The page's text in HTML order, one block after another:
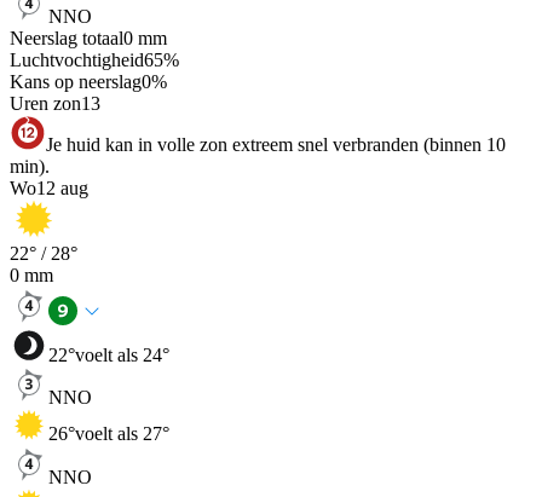
NNO
Neerslag totaal0 mm
Luchtvochtigheid65%
Kans op neerslag0%
Uren zon13
Je huid kan in volle zon extreem snel verbranden (binnen 10
min).
Wo12 aug
22° / 28°
0 mm
22°voelt als 24°
NNO
26°voelt als 27°
NNO